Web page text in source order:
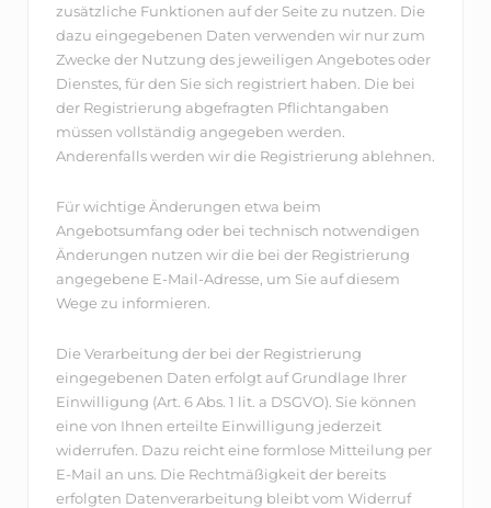
zusätzliche Funktionen auf der Seite zu nutzen. Die
dazu eingegebenen Daten verwenden wir nur zum
Zwecke der Nutzung des jeweiligen Angebotes oder
Dienstes, für den Sie sich registriert haben. Die bei
der Registrierung abgefragten Pflichtangaben
müssen vollständig angegeben werden.
Anderenfalls werden wir die Registrierung ablehnen.
Für wichtige Änderungen etwa beim
Angebotsumfang oder bei technisch notwendigen
Änderungen nutzen wir die bei der Registrierung
angegebene E-Mail-Adresse, um Sie auf diesem
Wege zu informieren.
Die Verarbeitung der bei der Registrierung
eingegebenen Daten erfolgt auf Grundlage Ihrer
Einwilligung (Art. 6 Abs. 1 lit. a DSGVO). Sie können
eine von Ihnen erteilte Einwilligung jederzeit
widerrufen. Dazu reicht eine formlose Mitteilung per
E-Mail an uns. Die Rechtmäßigkeit der bereits
erfolgten Datenverarbeitung bleibt vom Widerruf